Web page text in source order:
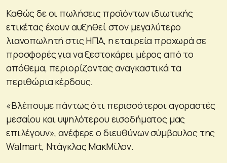
Καθώς δε οι πωλήσεις προϊόντων ιδιωτικής
ετικέτας έχουν αυξηθεί στον μεγαλύτερο
λιανοπωλητή στις ΗΠΑ, η εταιρεία προχωρά σε
προσφορές για να ξεστοκάρει μέρος από το
απόθεμα, περιορίζοντας αναγκαστικά τα
περιθώρια κέρδους.
«Βλέπουμε πάντως ότι περισσότεροι αγοραστές
μεσαίου και υψηλότερου εισοδήματος μας
επιλέγουν», ανέφερε ο διευθύνων σύμβουλος της
Walmart, Ντάγκλας ΜακΜίλον.